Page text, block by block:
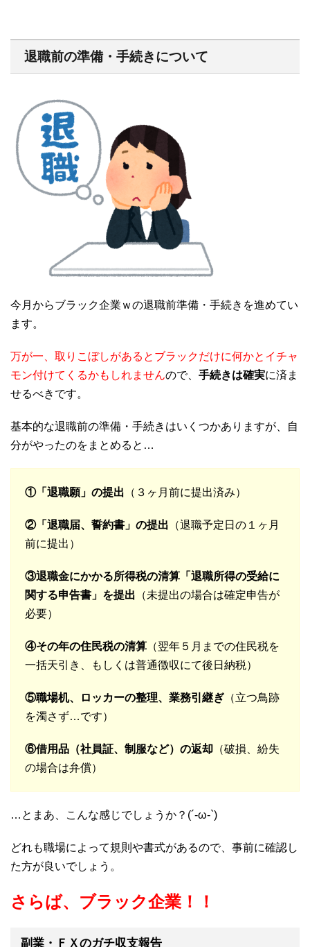
退職前の準備・手続きについて
今月からブラック企業ｗの退職前準備・手続きを進めてい
ます。
万が一、取りこぼしがあるとブラックだけに何かとイチャ
モン付けてくるかもしれませんので、 手続きは確実に済ま
せるべきです。
基本的な退職前の準備・手続きはいくつかありますが、自
分がやったのをまとめると…
①「退職願」の提出 （３ヶ月前に提出済み）
②「退職届、誓約書」の提出 （退職予定日の１ヶ月
前に提出）
③退職金にかかる所得税の清算「退職所得の受給に
関する申告書」を提出 （未提出の場合は確定申告が
必要）
④その年の住民税の清算 （翌年５月までの住民税を
一括天引き、もしくは普通徴収にて後日納税）
⑤職場机、ロッカーの整理、業務引継ぎ （立つ鳥跡
を濁さず…です）
⑥借用品（社員証、制服など）の返却 （破損、紛失
の場合は弁償）
…とまあ、こんな感じでしょうか？(´-ω-`)
どれも職場によって規則や書式があるので、事前に確認し
た方が良いでしょう。
さらば、ブラック企業！！
副業・ＦＸのガチ収支報告